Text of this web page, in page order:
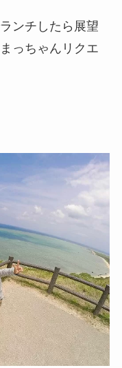
ンチしたら展望
っちゃんリクエ